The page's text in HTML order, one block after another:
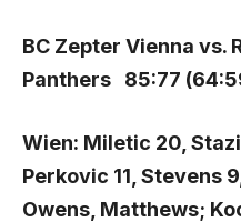
BC Zepter Vienna vs.
Panthers 85:77
Wien: Miletic 20,
Perkovic 11, Stevens
Owens, Matthews;